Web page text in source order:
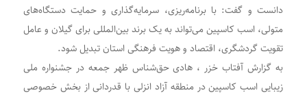
دانست و گفت: با برنامه‌ریزی، سرمایه‌گذاری و حمایت دستگاه‌های
متولی، اسب کاسپین می‌تواند به یک برند بین‌المللی برای گیلان و عامل
تقویت گردشگری، اقتصاد و هویت فرهنگی استان تبدیل شود.
به گزارش آفتاب خزر ، هادی حق‌شناس ظهر جمعه در جشنواره ملی
زیبایی اسب کاسپین در منطقه آزاد انزلی با قدردانی از بخش خصوصی